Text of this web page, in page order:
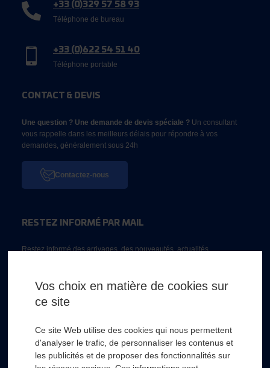
+33 (0)329 57 58 93
Téléphone de bureau
+33 (0)622 54 51 40
Téléphone portable
CONTACT & DEVIS
Une question ? Une demande de devis spéciale ? Un consultant
vous rappelle dans les meilleurs délais pour répondre à vos
demandes, généralement sous 24h
Contactez-nous
RESTEZ INFORMÉ PAR MAIL
Restez informé des arrivages, des nouveautés, actualités...
Vos choix en matière de cookies sur
ce site
Ce site Web utilise des cookies qui nous permettent
d'analyser le trafic, de personnaliser les contenus et
les publicités et de proposer des fonctionnalités sur